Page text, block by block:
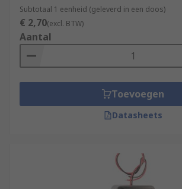
Subtotaal 1 eenheid (geleverd in een doos)
€ 2,70(excl. BTW)
Aantal
Toevoegen
Datasheets